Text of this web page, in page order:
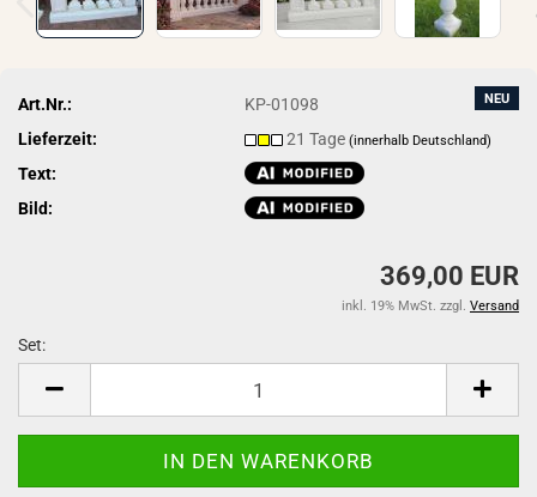
NEU
Art.Nr.:
KP-01098
Lieferzeit:
21 Tage(innerhalb Deutschland)
Text:
Bild:
369,00 EUR
inkl. 19% MwSt. zzgl. Versand
Set: